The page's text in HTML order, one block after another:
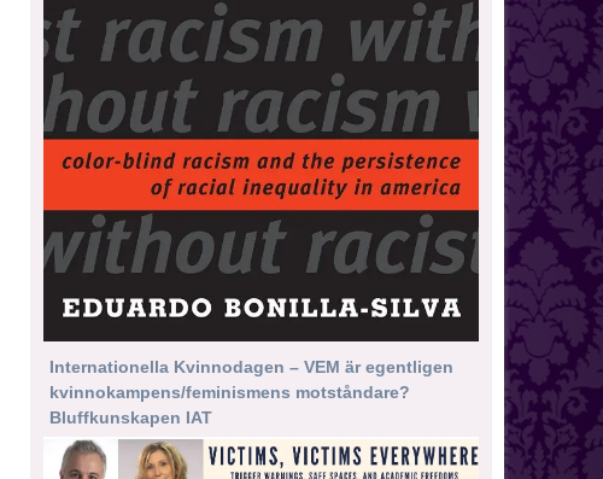
Internationella Kvinnodagen – VEM är egentligen
kvinnokampens/feminismens motståndare?
Bluffkunskapen IAT